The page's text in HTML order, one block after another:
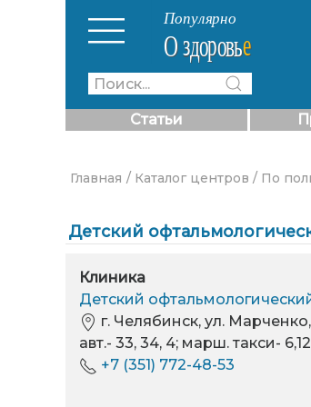
Статьи
Главная / Каталог центров / По
Детский
Клиника
Детский
г. Челябинск, ул.
авт.- 33, 34, 4; марш. такси-
+7 (351) 772-48-53